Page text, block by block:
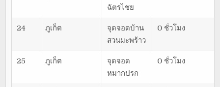
ฉัตรไชย
24 ภูเก็ต
จุดจอดบ้าน
สวนมะพร้าว
0 ชั่วโมง
25 ภูเก็ต
จุดจอด
หมากปรก
0 ชั่วโมง